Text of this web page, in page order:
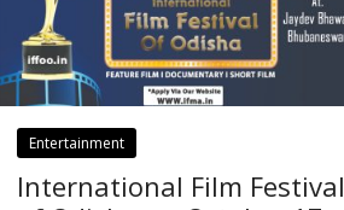
Entertainment
International Film Festival